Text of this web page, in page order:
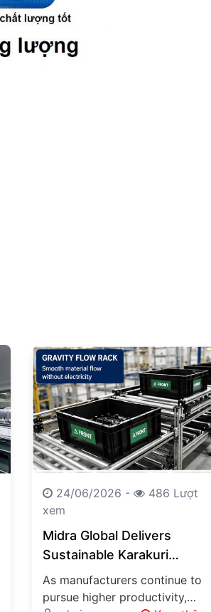
24/06/2026 -
486 Lượt
xem
Midra Global Delivers
Sustainable Karakuri
Solutions for One of
Vietnam’s Largest
As manufacturers continue to
pursue higher productivity,